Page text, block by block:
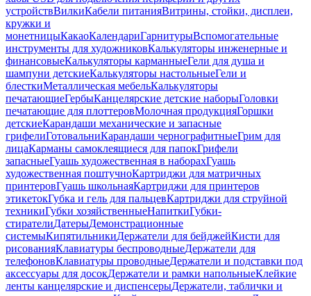
устройствВилкиКабели питанияВитрины, стойки, дисплеи,
кружки и
монетницыКакаоКалендариГарнитурыВспомогательные
инструменты для художниковКалькуляторы инженерные и
финансовыеКалькуляторы карманныеГели для душа и
шампуни детскиеКалькуляторы настольныеГели и
блесткиМеталлическая мебельКалькуляторы
печатающиеГербыКанцелярские детские наборыГоловки
печатающие для плоттеровМолочная продукцияГоршки
детскиеКарандаши механические и запасные
грифелиГотовальниКарандаши чернографитныеГрим для
лицаКарманы самоклеящиеся для папокГрифели
запасныеГуашь художественная в наборахГуашь
художественная поштучноКартриджи для матричных
принтеровГуашь школьнаяКартриджи для принтеров
этикетокГубка и гель для пальцевКартриджи для струйной
техникиГубки хозяйственныеНапиткиГубки-
стирателиДатерыДемонстрационные
системыКипятильникиДержатели для бейджейКисти для
рисованияКлавиатуры беспроводныеДержатели для
телефоновКлавиатуры проводныеДержатели и подставки под
аксессуары для досокДержатели и рамки напольныеКлейкие
ленты канцелярские и диспенсерыДержатели, таблички и